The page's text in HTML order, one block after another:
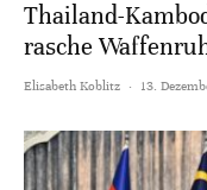
Thailand-
rasche
Elisabeth Koblitz · 13.